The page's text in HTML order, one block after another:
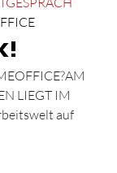
LIEGT IM
auf